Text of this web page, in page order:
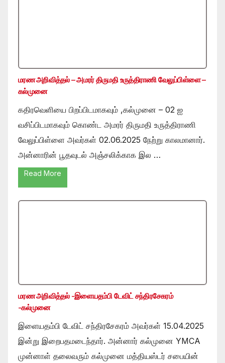
மரண அறிவித்தல் – அமரர் திருமதி உருத்திராணி வேலுப்பிள்ளை –
கல்முனை
கதிரவெளியை பிறப்பிடமாகவும் ,கல்முனை – 02 ஐ
வசிப்பிடமாகவும் கொண்ட அமரர் திருமதி உருத்திராணி
வேலுப்பிள்ளை அவர்கள் 02.06.2025 நேற்று காலமானார்.
அன்னாரின் பூதவுடல் அஞ்சலிக்காக இல …
Read More
மரண அறிவித்தல் -இளையதம்பி டேவிட் சந்திரசேகரம்
-கல்முனை
இளையதம்பி டேவிட் சந்திரசேகரம் அவர்கள் 15.04.2025
இன்று இறைபதமடைந்தார். அன்னார் கல்முனை YMCA
முன்னாள் தலைவரும் கல்முனை மத்தியஸ்டர் சபையின்